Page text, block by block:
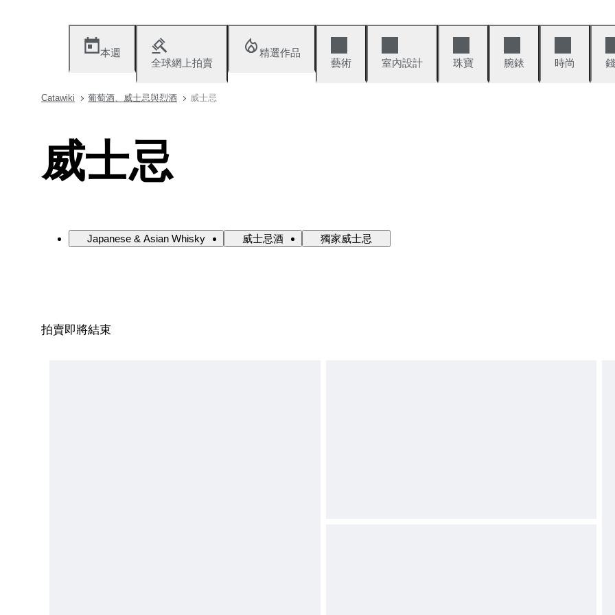
本週
全球網上拍賣
精選作品
藝術
室內設計 珠寶 腕錶 時尚
Catawiki 葡萄酒、威士忌與烈酒 威士忌
威士忌
Japanese & Asian Whisky 威士忌酒 獨家威士忌
拍賣即將結束